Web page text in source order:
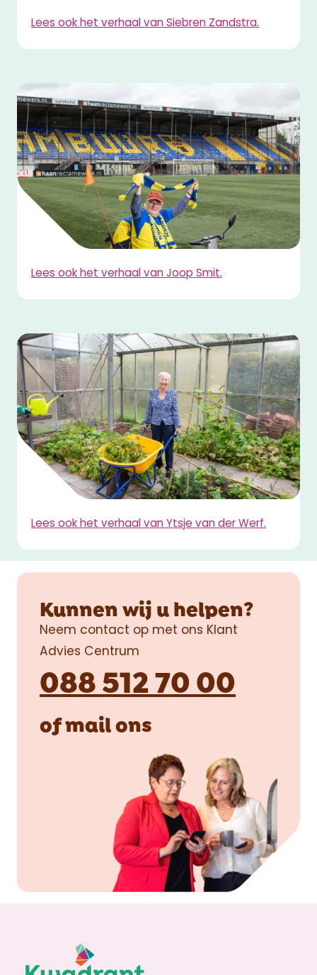
Lees ook het verhaal van Siebren Zandstra.
Lees ook het verhaal van Joop Smit.
Lees ook het verhaal van Ytsje van der Werf.
Kunnen wij u helpen?
Neem contact op met ons Klant
Advies Centrum
088 512 70 00
ofmailons